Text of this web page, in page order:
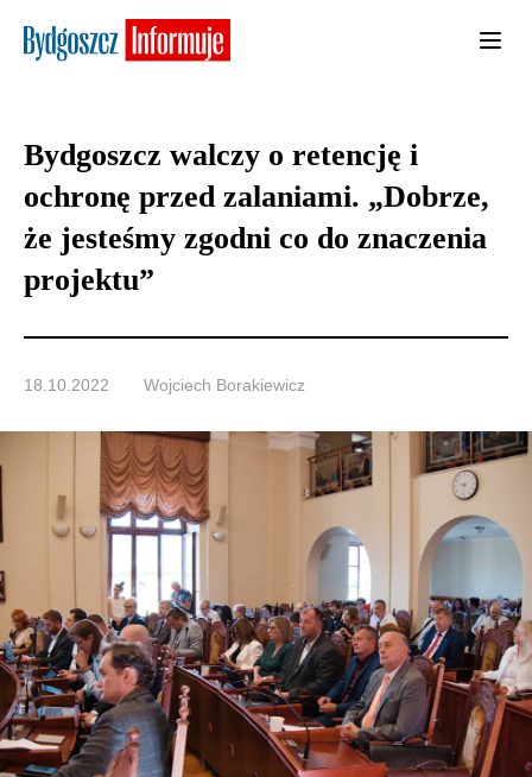
Bydgoszcz walczy o retencję i
ochronę przed zalaniami. „Dobrze,
że jesteśmy zgodni co do znaczenia
projektu”
18.10.2022 Wojciech Borakiewicz